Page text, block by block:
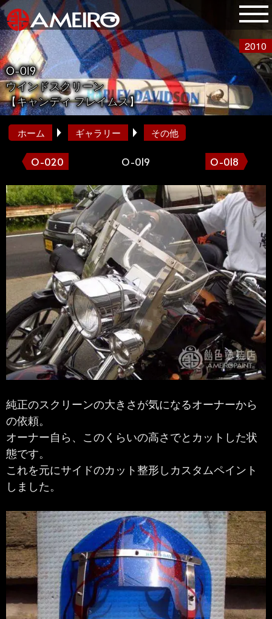
O-019
ウインドスクリーン
【キャンディ フレイムス】
2010
ホーム ギャラリー その他
O-020 O-019 O-018
純正のスクリーンの大きさが気になるオーナーから
の依頼。
オーナー自ら、このくらいの高さでとカットした状
態です。
これを元にサイドのカット整形しカスタムペイント
しました。